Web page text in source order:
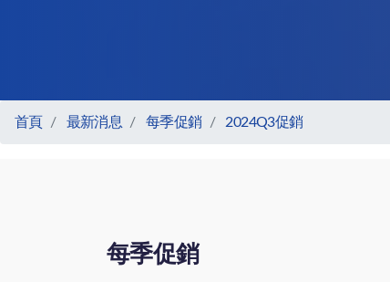
首頁 最新消息 每季促銷 2024Q3促銷
每季促銷